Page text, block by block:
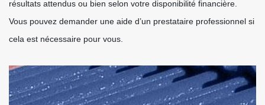
résultats attendus ou bien selon votre disponibilité financière.
Vous pouvez demander une aide d’un prestataire professionnel si
cela est nécessaire pour vous.